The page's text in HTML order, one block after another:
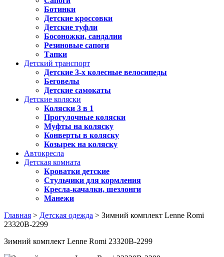
Ботинки
Детские кроссовки
Детские туфли
Босоножки, сандалии
Резиновые сапоги
Тапки
Детский транспорт
Детские 3-х колесные велосипеды
Беговелы
Детские самокаты
Детские коляски
Коляски 3 в 1
Прогулочные коляски
Муфты на коляску
Конверты в коляску
Козырек на коляску
Автокресла
Детская комната
Кроватки детские
Стульчики для кормления
Кресла-качалки, шезлонги
Манежи
Главная > Детская одежда > Зимний комплект Lenne Romi
23320B-2299
Зимний комплект Lenne Romi 23320B-2299